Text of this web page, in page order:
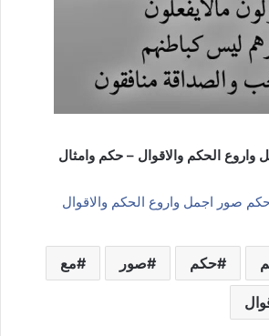
الحكم والاقوال – حكم وامثال
صور اجمل واروع الحكم والاقوال
حكم صور مع